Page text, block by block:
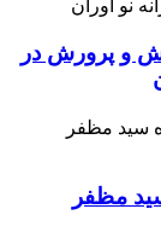
و پرورش در
مظفر